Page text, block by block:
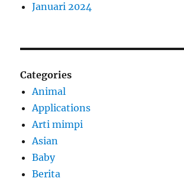
Januari 2024
Categories
Animal
Applications
Arti mimpi
Asian
Baby
Berita